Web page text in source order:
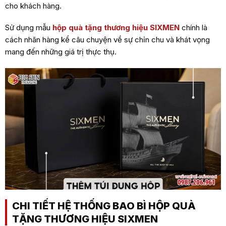
cho khách hàng.
Sử dụng mẫu hộp quà tặng thương hiệu SIXMENchính là
cách nhãn hàng kể câu chuyện về sự chỉn chu và khát vọng
mang đến những giá trị thực thụ.
CHI TIẾT HỆ THỐNG BAO BÌ HỘP QUÀ
TẶNG THƯƠNG HIỆU SIXMEN